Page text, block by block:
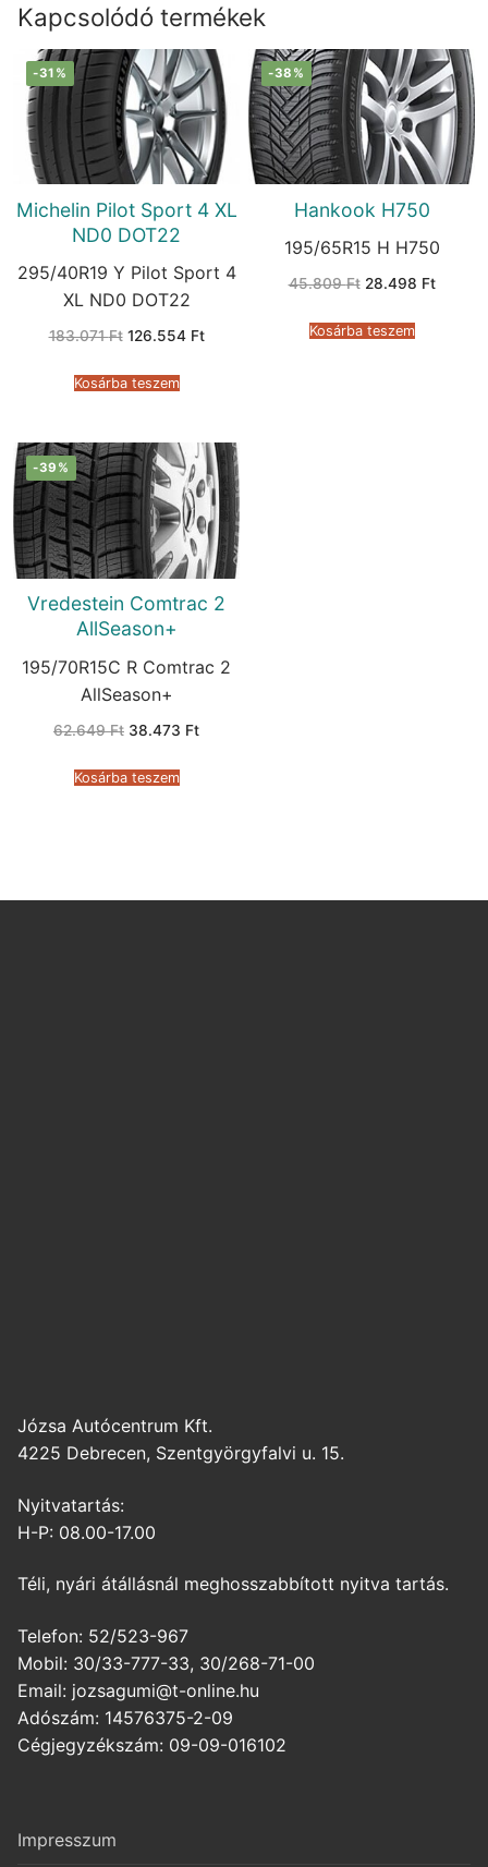
Kapcsolódó termékek
-31%
Michelin Pilot Sport 4 XL
ND0 DOT22
295/40R19 Y Pilot Sport 4
XL ND0 DOT22
183.071Ft Original
183.071 Ft.
126.554 FtCurrent
Kosárba teszem
-38%
Hankook H750
195/65R15 H H750
45.809Ft Original
45.809 Ft.
28.498 FtCurrent
Kosárba teszem
-39%
Vredestein Comtrac 2
AllSeason+
195/70R15C R Comtrac 2
AllSeason+
62.649Ft Original
62.649 Ft.
38.473 FtCurrent
Kosárba teszem
Józsa Autócentrum Kft.
4225 Debrecen, Szentgyörgyfalvi u. 15.
Nyitvatartás:
H-P: 08.00-17.00
Téli, nyári átállásnál meghosszabbított nyitva tartás.
Telefon: 52/523-967
Mobil: 30/33-777-33, 30/268-71-00
Email: jozsagumi@t-online.hu
Adószám: 14576375-2-09
Cégjegyzékszám: 09-09-016102
Impresszum